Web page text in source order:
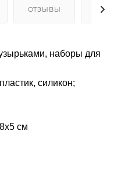
ОТЗЫВЫ
наборы для
силикон;
см